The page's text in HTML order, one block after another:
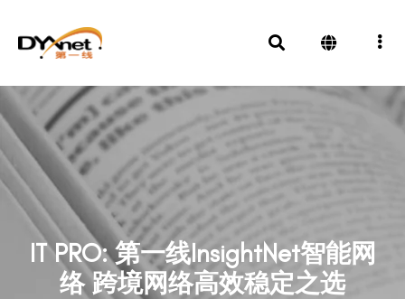
IT PRO: 第一线InsightNet智能网
络 跨境网络高效稳定之选